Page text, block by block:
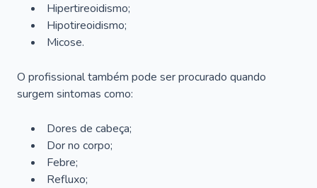
Hipertireoidismo;
Hipotireoidismo;
Micose.
O profissional também pode ser procurado quando
surgem sintomas como:
Dores de cabeça;
Dor no corpo;
Febre;
Refluxo;